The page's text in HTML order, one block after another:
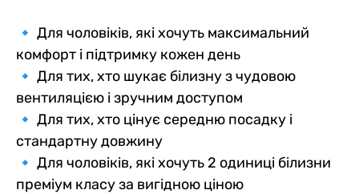
🔹 Для чоловіків, які хочуть максимальний
комфорт і підтримку кожен день
🔹 Для тих, хто шукає білизну з чудовою
вентиляцією і зручним доступом
🔹 Для тих, хто цінує середню посадку і
стандартну довжину
🔹 Для чоловіків, які хочуть 2 одиниці білизни
преміум класу за вигідною ціною